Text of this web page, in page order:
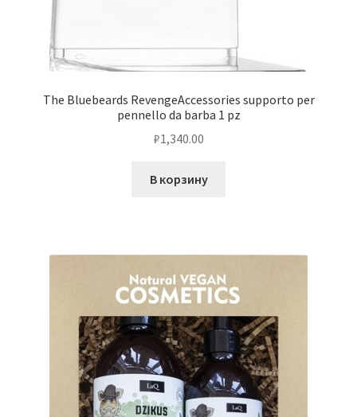
The Bluebeards RevengeAccessories supporto per
pennello da barba 1 pz
₽1,340.00
В корзину